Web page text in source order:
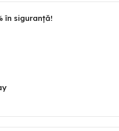
în siguranță!